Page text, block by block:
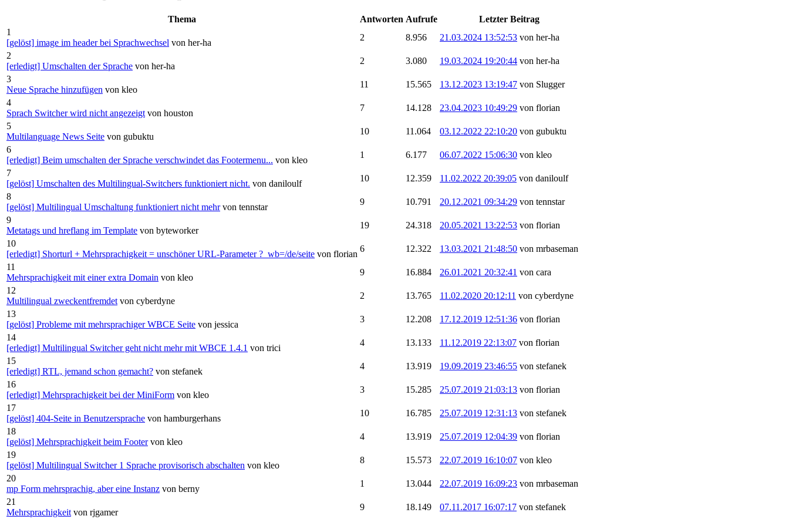
Thema Antworten Aufrufe
Letzter Beitrag
1
[gelöst] image im header bei Sprachwechsel von her-ha
2 8.956 21.03.2024 13:52:53 von her-ha
2
[erledigt] Umschalten der Sprache von her-ha
2 3.080 19.03.2024 19:20:44 von her-ha
3
Neue Sprache hinzufügen von kleo
11 15.565 13.12.2023 13:19:47 von Slugger
4
Sprach Switcher wird nicht angezeigt von houston
7 14.128 23.04.2023 10:49:29 von florian
5
Multilanguage News Seite von gubuktu
10 11.064 03.12.2022 22:10:20 von gubuktu
6
[erledigt] Beim umschalten der Sprache verschwindet das Footermenu... von kleo
1 6.177 06.07.2022 15:06:30 von kleo
7
[gelöst] Umschalten des Multilingual-Switchers funktioniert nicht. von daniloulf
10 12.359 11.02.2022 20:39:05 von daniloulf
8
[gelöst] Multilingual Umschaltung funktioniert nicht mehr von tennstar
9 10.791 20.12.2021 09:34:29 von tennstar
9
Metatags und hreflang im Template von byteworker
19 24.318 20.05.2021 13:22:53 von florian
10
[erledigt] Shorturl + Mehrsprachigkeit = unschöner URL-Parameter ?_wb=/de/seite von florian
6 12.322 13.03.2021 21:48:50 von mrbaseman
11
Mehrsprachigkeit mit einer extra Domain von kleo
9 16.884 26.01.2021 20:32:41 von cara
12
Multilingual zweckentfremdet von cyberdyne
2 13.765 11.02.2020 20:12:11 von cyberdyne
13
[gelöst] Probleme mit mehrsprachiger WBCE Seite von jessica
3 12.208 17.12.2019 12:51:36 von florian
14
[erledigt] Multilingual Switcher geht nicht mehr mit WBCE 1.4.1 von trici
4 13.133 11.12.2019 22:13:07 von florian
15
[erledigt] RTL, jemand schon gemacht? von stefanek
4 13.919 19.09.2019 23:46:55 von stefanek
16
[erledigt] Mehrsprachigkeit bei der MiniForm von kleo
3 15.285 25.07.2019 21:03:13 von florian
17
[gelöst] 404-Seite in Benutzersprache von hamburgerhans
10 16.785 25.07.2019 12:31:13 von stefanek
18
[gelöst] Mehrsprachigkeit beim Footer von kleo
4 13.919 25.07.2019 12:04:39 von florian
19
[gelöst] Multilingual Switcher 1 Sprache provisorisch abschalten von kleo
8 15.573 22.07.2019 16:10:07 von kleo
20
mp Form mehrsprachig, aber eine Instanz von berny
1 13.044 22.07.2019 16:09:23 von mrbaseman
21
Mehrsprachigkeit von rjgamer
9 18.149 07.11.2017 16:07:17 von stefanek